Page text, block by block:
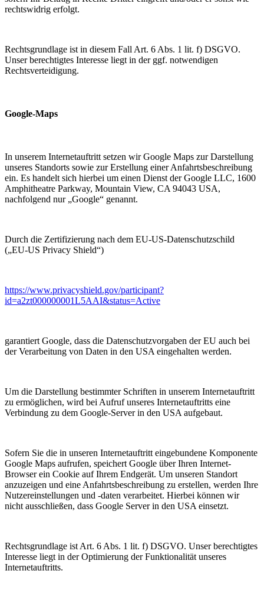
rechtswidrig erfolgt.
Rechtsgrundlage ist in diesem Fall Art. 6 Abs. 1 lit. f) DSGVO.
Unser berechtigtes Interesse liegt in der ggf. notwendigen
Rechtsverteidigung.
Google-Maps
In unserem Internetauftritt setzen wir Google Maps zur Darstellung
unseres Standorts sowie zur Erstellung einer Anfahrtsbeschreibung
ein. Es handelt sich hierbei um einen Dienst der Google LLC, 1600
Amphitheatre Parkway, Mountain View, CA 94043 USA,
nachfolgend nur „Google“ genannt.
Durch die Zertifizierung nach dem EU-US-Datenschutzschild
(„EU-US Privacy Shield“)
https://www.privacyshield.gov/participant?
id=a2zt000000001L5AAI&status=Active
garantiert Google, dass die Datenschutzvorgaben der EU auch bei
der Verarbeitung von Daten in den USA eingehalten werden.
Um die Darstellung bestimmter Schriften in unserem Internetauftritt
zu ermöglichen, wird bei Aufruf unseres Internetauftritts eine
Verbindung zu dem Google-Server in den USA aufgebaut.
Sofern Sie die in unseren Internetauftritt eingebundene Komponente
Google Maps aufrufen, speichert Google über Ihren Internet-
Browser ein Cookie auf Ihrem Endgerät. Um unseren Standort
anzuzeigen und eine Anfahrtsbeschreibung zu erstellen, werden Ihre
Nutzereinstellungen und -daten verarbeitet. Hierbei können wir
nicht ausschließen, dass Google Server in den USA einsetzt.
Rechtsgrundlage ist Art. 6 Abs. 1 lit. f) DSGVO. Unser berechtigtes
Interesse liegt in der Optimierung der Funktionalität unseres
Internetauftritts.